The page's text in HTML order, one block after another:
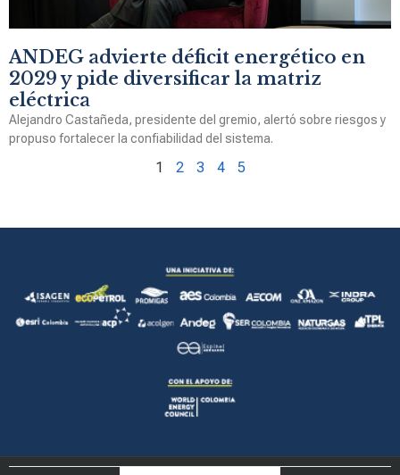
ANDEG advierte déficit energético en
2029 y pide diversificar la matriz
eléctrica
Alejandro Castañeda, presidente del gremio, alertó sobre riesgos y
propuso fortalecer la confiabilidad del sistema.
1 2 3 4 5